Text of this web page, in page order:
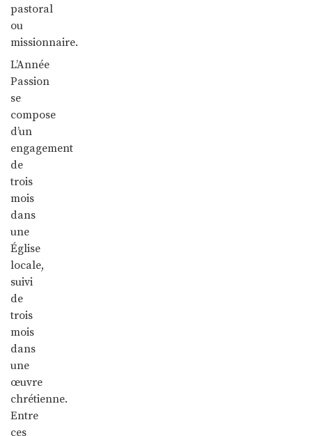
pastoral
ou
missionnaire.
L’Année
Passion
se
compose
d’un
engagement
de
trois
mois
dans
une
Église
locale,
suivi
de
trois
mois
dans
une
œuvre
chrétienne.
Entre
ces